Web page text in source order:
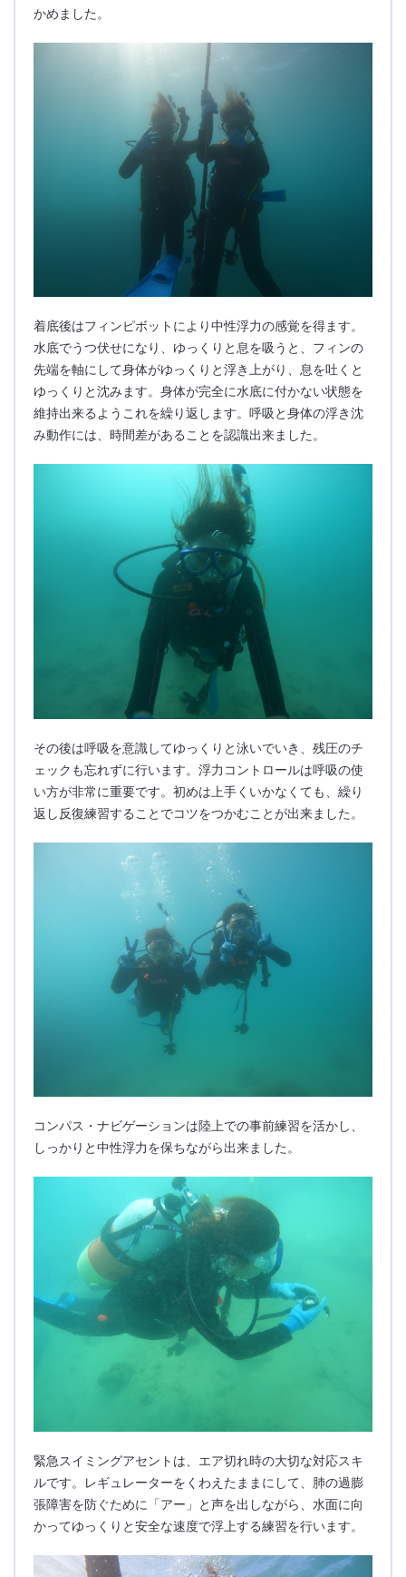
かめました。
着底後はフィンピボットにより中性浮力の感覚を得ます。
水底でうつ伏せになり、ゆっくりと息を吸うと、フィンの
先端を軸にして身体がゆっくりと浮き上がり、息を吐くと
ゆっくりと沈みます。身体が完全に水底に付かない状態を
維持出来るようこれを繰り返します。呼吸と身体の浮き沈
み動作には、時間差があることを認識出来ました。
その後は呼吸を意識してゆっくりと泳いでいき、残圧のチ
ェックも忘れずに行います。浮力コントロールは呼吸の使
い方が非常に重要です。初めは上手くいかなくても、繰り
返し反復練習することでコツをつかむことが出来ました。
コンパス・ナビゲーションは陸上での事前練習を活かし、
しっかりと中性浮力を保ちながら出来ました。
緊急スイミングアセントは、エア切れ時の大切な対応スキ
ルです。レギュレーターをくわえたままにして、肺の過膨
張障害を防ぐために「アー」と声を出しながら、水面に向
かってゆっくりと安全な速度で浮上する練習を行います。